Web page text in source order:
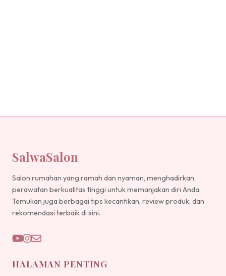
SalwaSalon
Salon rumahan yang ramah dan nyaman, menghadirkan
perawatan berkualitas tinggi untuk memanjakan diri Anda.
Temukan juga berbagai tips kecantikan, review produk, dan
rekomendasi terbaik di sini.
HALAMAN PENTING